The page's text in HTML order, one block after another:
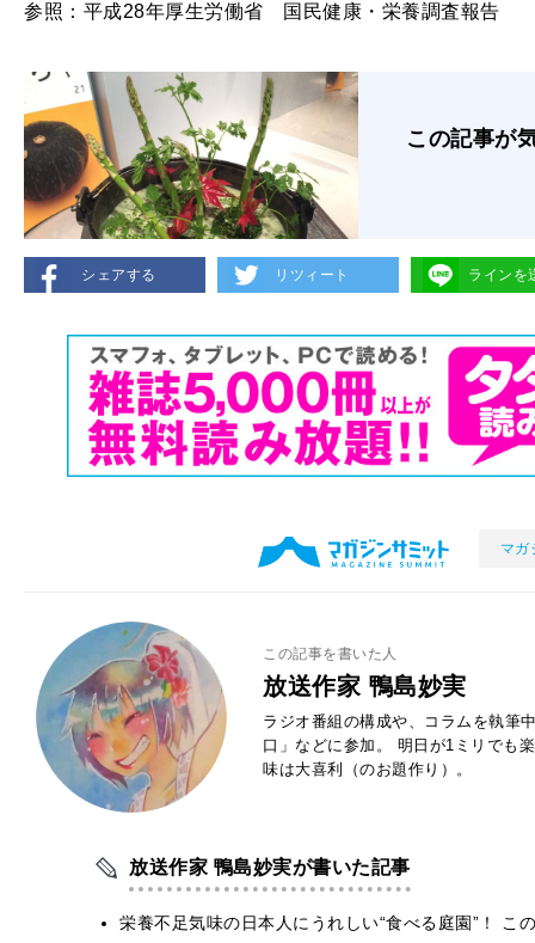
参照：平成28年厚生労働省 国民健康・栄養調査報告
この記事が
シェアする リツィート ラインを
マガ
この記事を書いた人
放送作家 鴨島妙実
ラジオ番組の構成や、コラムを執筆
口」などに参加。 明日が1ミリでも
味は大喜利（のお題作り）。
放送作家 鴨島妙実が書いた記事
栄養不足気味の日本人にうれしい“食べる庭園”！ こ